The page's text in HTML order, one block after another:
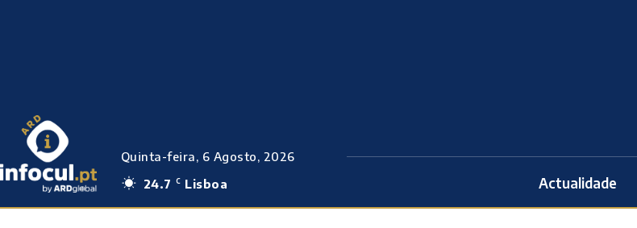
Quinta-feira, 6 Agosto, 2026
24.7
C Lisboa Actualidade